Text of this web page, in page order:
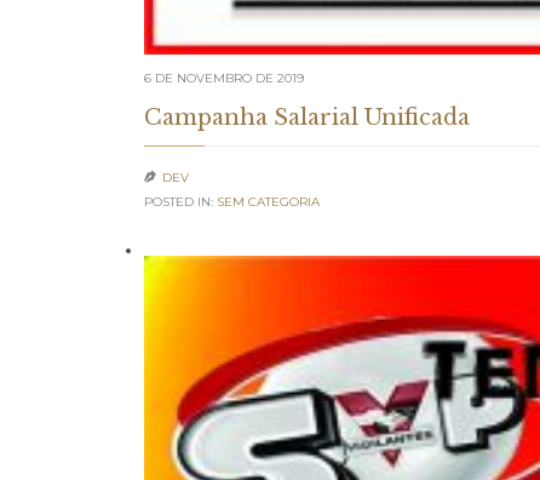
6 DE NOVEMBRO DE 2019
Campanha Salarial Unificada

DEV
POSTED IN: SEM CATEGORIA